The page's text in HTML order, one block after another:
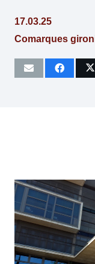
17.03.25
Comarques